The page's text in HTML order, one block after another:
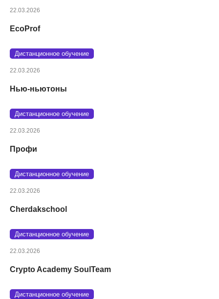
22.03.2026
EcoProf
Дистанционное обучение
22.03.2026
Нью-ньютоны
Дистанционное обучение
22.03.2026
Профи
Дистанционное обучение
22.03.2026
Cherdakschool
Дистанционное обучение
22.03.2026
Crypto Academy SoulTeam
Дистанционное обучение